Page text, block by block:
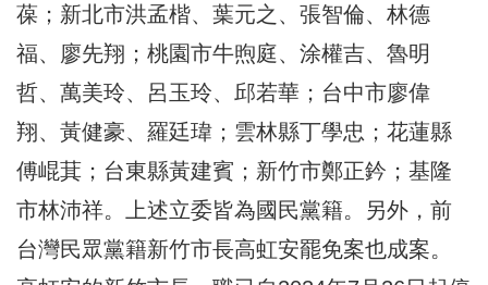
葆；新北市洪孟楷、葉元之、張智倫、林德
福、廖先翔；桃園市牛煦庭、涂權吉、魯明
哲、萬美玲、呂玉玲、邱若華；台中市廖偉
翔、黃健豪、羅廷瑋；雲林縣丁學忠；花蓮縣
傅崐萁；台東縣黃建賓；新竹市鄭正鈐；基隆
市林沛祥。上述立委皆為國民黨籍。另外，前
台灣民眾黨籍新竹市長高虹安罷免案也成案。